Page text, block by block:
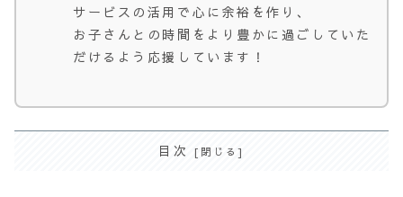
サービスの活用で心に余裕を作り、
お子さんとの時間をより豊かに過ごしていた
だけるよう応援しています！
目次